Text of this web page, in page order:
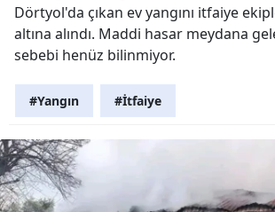
Dörtyol'da çıkan ev yangını itfaiye
altına alındı. Maddi hasar meydana
sebebi henüz bilinmiyor.
#Yangın #İtfaiye